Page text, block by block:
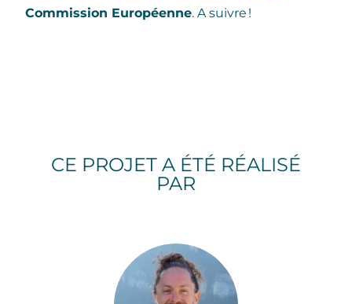
Commission Européenne. A suivre !
CE PROJET A ÉTÉ RÉALISÉ
PAR